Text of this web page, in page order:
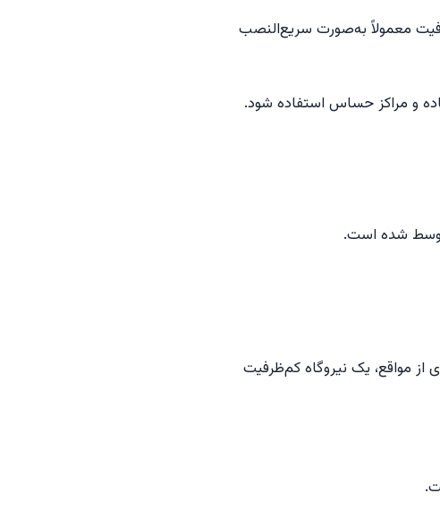
معمولاً به‌صورت سریع‌النصب
و مراکز حساس استفاده شود.
شده است.
از مواقع، یک نیروگاه کم‌ظرفیت